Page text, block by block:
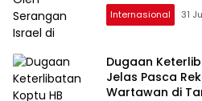
Internasional 31
Dugaan
Jelas Pasca
Wartawan di